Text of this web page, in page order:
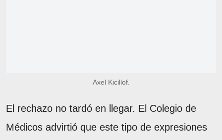
Axel Kicillof.
El rechazo no tardó en llegar. El Colegio de
Médicos advirtió que este tipo de expresiones